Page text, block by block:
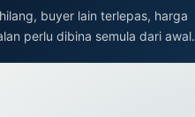
buyer lain terlepas, harga
perlu dibina semula dari awal.